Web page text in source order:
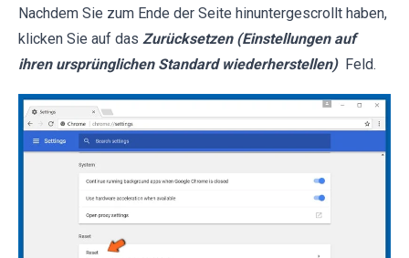
Nachdem Sie zum Ende der Seite hinuntergescrollt haben,
klicken Sie auf das Zurücksetzen (Einstellungen auf
ihren ursprünglichen Standard wiederherstellen) Feld.